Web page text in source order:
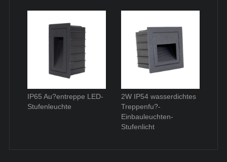
IP65 Au?entreppe LED-
Stufenleuchte
2W IP54 wasserdichtes
Treppenfu?-
Einbauleuchten-
Stufenlicht